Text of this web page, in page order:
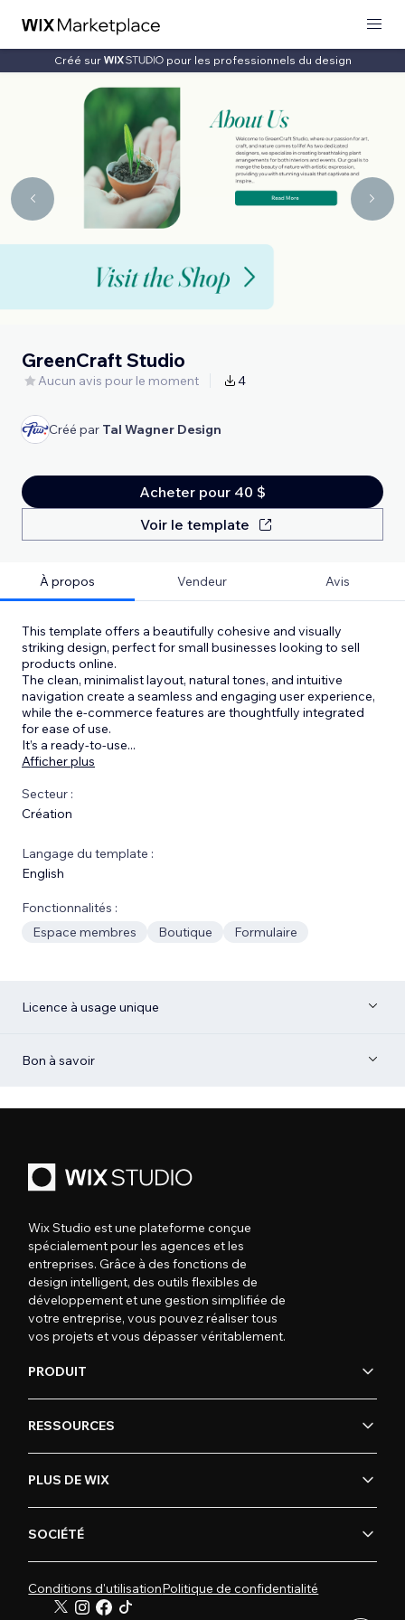
Créé sur pour les professionnels du design
GreenCraft Studio
Aucun avis pour le moment 4
Créé par Tal Wagner Design
Acheter pour 40 $
Voir le template
À propos Vendeur Avis
This template offers a beautifully cohesive and visually
striking design, perfect for small businesses looking to sell
products online.
The clean, minimalist layout, natural tones, and intuitive
navigation create a seamless and engaging user experience,
while the e-commerce features are thoughtfully integrated
for ease of use.
It’s a ready-to-use...
Afficher plus
Secteur :
Création
Langage du template :
English
Fonctionnalités :
Espace membres
Boutique Formulaire
Licence à usage unique
Bon à savoir
Wix Studio est une plateforme conçue
spécialement pour les agences et les
entreprises. Grâce à des fonctions de
design intelligent, des outils flexibles de
développement et une gestion simplifiée de
votre entreprise, vous pouvez réaliser tous
vos projets et vous dépasser véritablement.
PRODUIT
RESSOURCES
PLUS DE WIX
SOCIÉTÉ
Conditions d'utilisationPolitique de confidentialité